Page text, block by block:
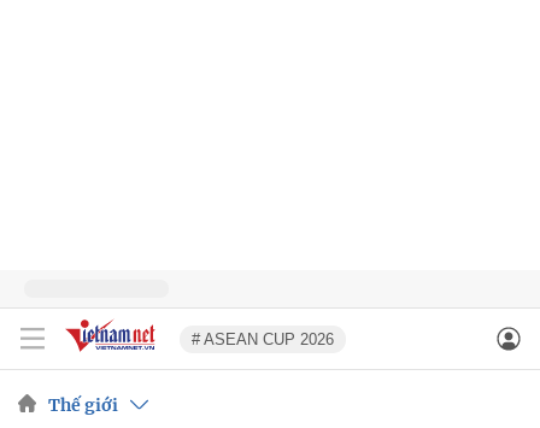
# ASEAN CUP 2026
Thế giới